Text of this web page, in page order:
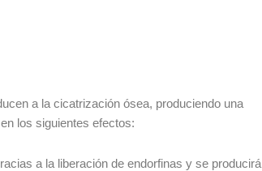
a la cicatrización ósea, produciendo una
los siguientes efectos:
a la liberación de endorfinas y se producirá